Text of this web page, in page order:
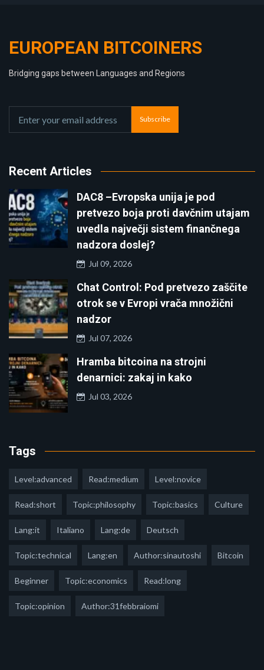
EUROPEAN BITCOINERS
Bridging gaps between Languages and Regions
Subscribe
Recent Articles
DAC8 –Evropska unija je pod
pretvezo boja proti davčnim utajam
uvedla največji sistem finančnega
nadzora doslej?
Jul 09, 2026
Chat Control: Pod pretvezo zaščite
otrok se v Evropi vrača množični
nadzor
Jul 07, 2026
Hramba bitcoina na strojni
denarnici: zakaj in kako
Jul 03, 2026
Tags
Level:advanced Read:medium Level:novice
Read:short Topic:philosophy Topic:basics Culture
Lang:it Italiano Lang:de Deutsch
Topic:technical Lang:en Author:sinautoshi Bitcoin
Beginner Topic:economics Read:long
Topic:opinion Author:31febbraiomi